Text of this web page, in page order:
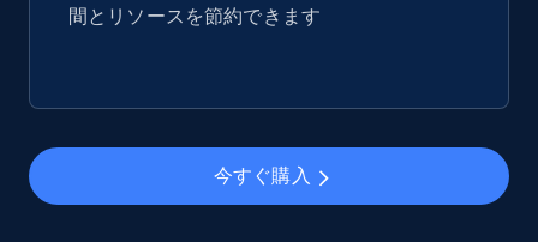
間とリソースを節約できます
今すぐ購入